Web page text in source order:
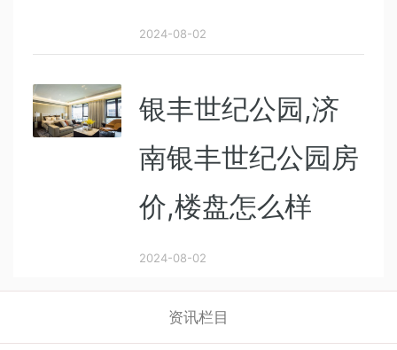
2024-08-02
银丰世纪公园,济
南银丰世纪公园房
价,楼盘怎么样
2024-08-02
资讯栏目